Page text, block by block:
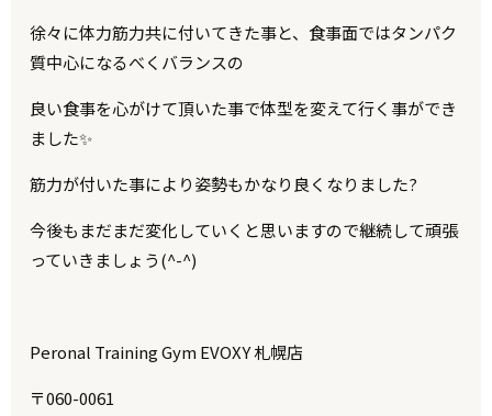
徐々に体力筋力共に付いてきた事と、食事面ではタンパク
質中心になるべくバランスの
良い食事を心がけて頂いた事で体型を変えて行く事ができ
ました✨
筋力が付いた事により姿勢もかなり良くなりました?
今後もまだまだ変化していくと思いますので継続して頑張
っていきましょう(^-^)
Peronal Training Gym EVOXY 札幌店
〒060-0061